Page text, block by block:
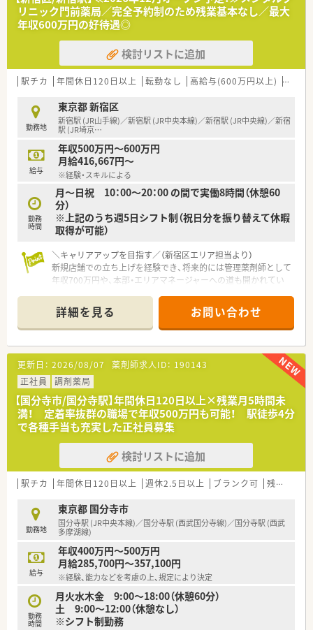
【法人特徴について】
■病院経営のコンサルティングを事業の基盤としており、医療分
野において多角的に展開する安定した企業となります。
■何もないところから新しい価値を創造するという理念のもと
で、常に新しい挑戦を続けて成長を遂げている法人です。
■職員が心身ともに健やかに働ける環境づくりを重視しており、
【求人情報について】
■パートタイムでの勤務薬剤師の募集であり、時給などの給与条
件についてはこれまでのご経験を考慮して決定いたします。
■週3日～5日で1日8時間の勤務ができる方を募集しており、フ
ルタイムに近い形でしっかりと収入を確保したい方に最適で
す。
■業績と実績に応じて昇給制度が設けられており、通勤交通費も
しっかりと支給されるため安心して長く働くことができます。
リニック門前薬局／完全予約制のため残業基本なし／最大
年収600万円の好待遇◎
検討リストに追加
駅チカ 年間休日120日以上 転勤なし 高給与(600万円以上) 生活
勤務地
東京都 新宿区
新宿駅 (JR山手線)／新宿駅 (JR中央本線)／新宿駅 (JR中央線)／新宿
駅 (JR埼京…
給与
年収500万円～600万円
月給416,667円～
※経験・スキルによる
勤務
時間
月～日祝 10：00～20：00 の間で実働8時間（休憩60
分）
※上記のうち週5日シフト制（祝日分を振り替えて休暇
取得が可能）
＼キャリアアップを目指す／（新宿区エリア担当より）
新規店舗での立ち上げを経験でき、将来的には管理薬剤師として
年収700万円や、本部・エリアマネージャーへの道も開かれてい
＊------------------------------------------＊
【店舗情報と応需状況について】
■JR山手線など多数の路線が乗り入れる新宿駅から徒歩3分程
度と、通勤が非常に便利な立地です。
■応需科目はメンタルクリニックがメインとなる予定で、処方は
比較的軽め（1～2枚）と想定されています。
■新規開局のため、応需枚数や正確な勤務者体制については、こ
れから構築していくフェーズとなります。
【募集背景と求める人物像について】
■今回は、新宿駅前に新規開局する調剤薬局のオープニングスタ
ッフ（正社員）を募集しています。
■調剤業務の経験があり、電子薬歴の操作が可能な方であれば、
どなたでもご応募いただけます。
業務に挑戦したい方も歓迎します。
【想定されるキャリアイメージ】
■勤務薬剤師として経験を積んだ後、管理薬剤師としてのキャリ
アアップを目指すことが可能です。
■現場での経験を活かし、将来的には本部スタッフやエリアマネ
ージャーなどへのキャリア相談もできます。
■転居を伴う異動はありませんので、新宿という地で腰を据えて
長期的なキャリアを築けます。
詳細を見る お問い合わせ
更新日： 2026/08/07 薬剤師求人ID： 190143
正社員
調剤薬局
【国分寺市/国分寺駅】年間休日120日以上×残業月5時間未
満！ 定着率抜群の職場で年収500万円も可能！ 駅徒歩4分
で各種手当も充実した正社員募集
検討リストに追加
駅チカ 年間休日120日以上 週休2.5日以上 ブランク可 残業なし(ほぼなし含む)
勤務地
東京都 国分寺市
国分寺駅 (JR中央本線)／国分寺駅 (西武国分寺線)／国分寺駅 (西武
多摩湖線)
給与
年収400万円～500万円
月給285,700円～357,100円
※経験、能力などを考慮の上、規定により決定
勤務
時間
月火水木金 9:00～18:00（休憩60分）
土 9:00～12:00（休憩なし）
※シフト制勤務